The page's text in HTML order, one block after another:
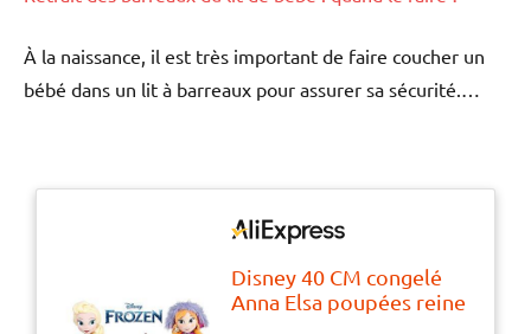
À la naissance, il est très important de faire coucher un
bébé dans un lit à barreaux pour assurer sa sécurité.…
Disney 40 CM congelé
Anna Elsa poupées reine